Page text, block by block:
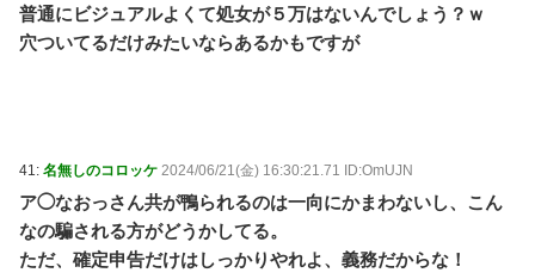
普通にビジュアルよくて処女が５万はないんでしょう？ｗ
穴ついてるだけみたいならあるかもですが
41: 名無しのコロッケ 2024/06/21(金) 16:30:21.71 ID:OmUJN
ア◯なおっさん共が鴨られるのは一向にかまわないし、こん
なの騙される方がどうかしてる。
ただ、確定申告だけはしっかりやれよ、義務だからな！